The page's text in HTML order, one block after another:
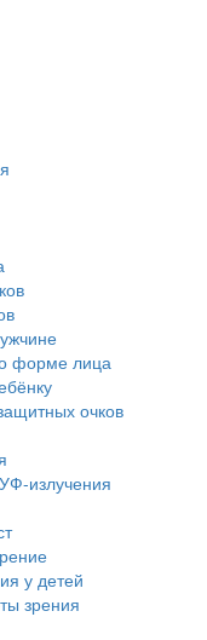
форме лица
очков
излучения
у детей
зрения